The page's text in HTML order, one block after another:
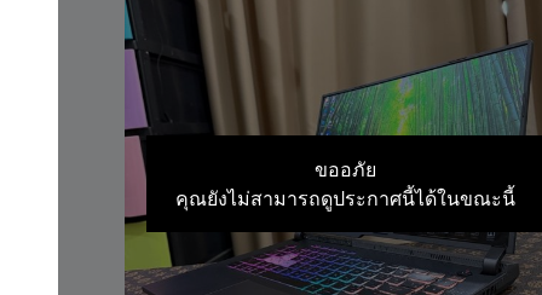
ขออภัย
คุณยังไม่สามารถดูประกาศนี้ได้ในขณะนี้